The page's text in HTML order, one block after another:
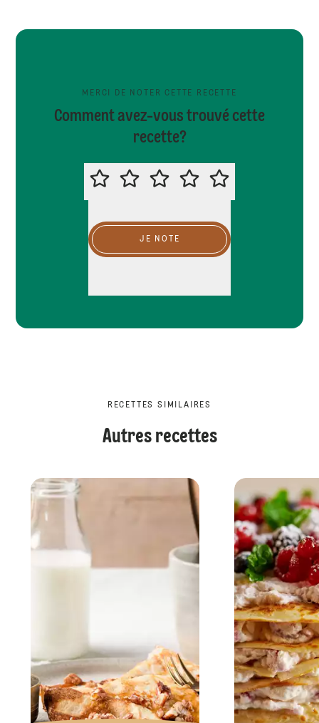
MERCI DE NOTER CETTE RECETTE
Comment avez-vous trouvé cette
recette?
MERCI DE NOTER CETTE RECETTE
JE NOTE
RECETTES SIMILAIRES
Autres recettes